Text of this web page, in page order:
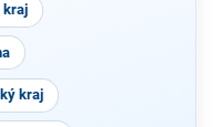
kraj
kraj